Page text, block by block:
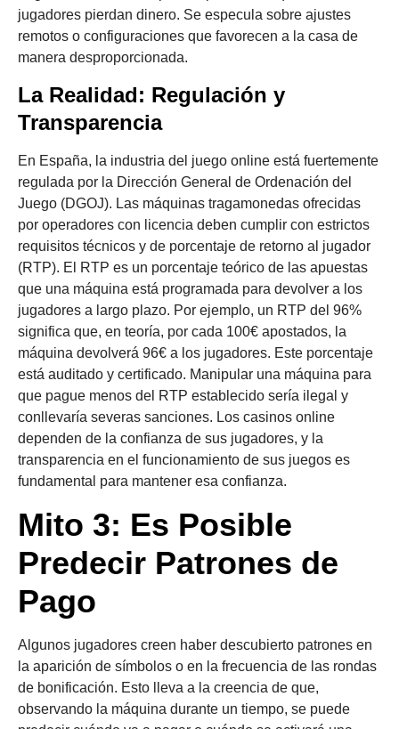
jugadores pierdan dinero. Se especula sobre ajustes
remotos o configuraciones que favorecen a la casa de
manera desproporcionada.
La Realidad: Regulación y
Transparencia
En España, la industria del juego online está fuertemente
regulada por la Dirección General de Ordenación del
Juego (DGOJ). Las máquinas tragamonedas ofrecidas
por operadores con licencia deben cumplir con estrictos
requisitos técnicos y de porcentaje de retorno al jugador
(RTP). El RTP es un porcentaje teórico de las apuestas
que una máquina está programada para devolver a los
jugadores a largo plazo. Por ejemplo, un RTP del 96%
significa que, en teoría, por cada 100€ apostados, la
máquina devolverá 96€ a los jugadores. Este porcentaje
está auditado y certificado. Manipular una máquina para
que pague menos del RTP establecido sería ilegal y
conllevaría severas sanciones. Los casinos online
dependen de la confianza de sus jugadores, y la
transparencia en el funcionamiento de sus juegos es
fundamental para mantener esa confianza.
Mito 3: Es Posible
Predecir Patrones de
Pago
Algunos jugadores creen haber descubierto patrones en
la aparición de símbolos o en la frecuencia de las rondas
de bonificación. Esto lleva a la creencia de que,
observando la máquina durante un tiempo, se puede